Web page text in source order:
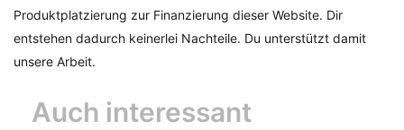
Produktplatzierung zur Finanzierung dieser Website. Dir
entstehen dadurch keinerlei Nachteile. Du unterstützt damit
unsere Arbeit.
Auch interessant